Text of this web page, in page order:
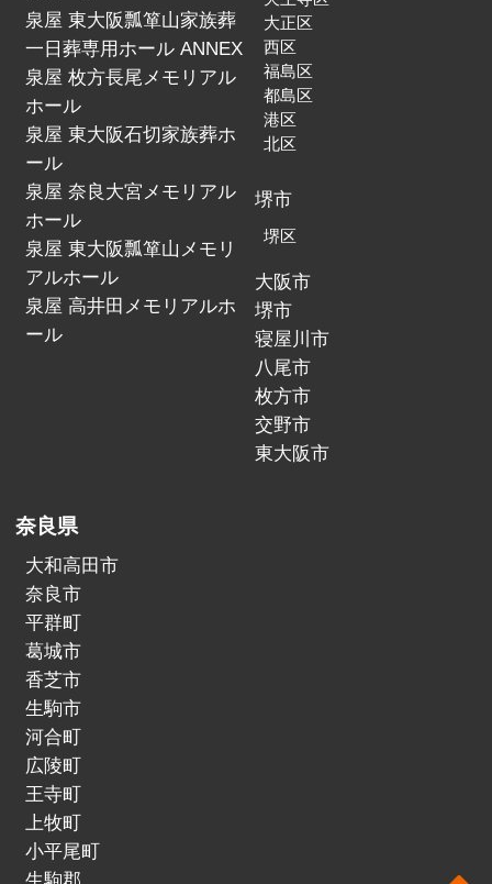
泉屋 東大阪瓢箪山家族葬
一日葬専用ホール ANNEX
泉屋 枚方長尾メモリアル
ホール
泉屋 東大阪石切家族葬ホ
ール
泉屋 奈良大宮メモリアル
ホール
泉屋 東大阪瓢箪山メモリ
アルホール
泉屋 高井田メモリアルホ
ール
大正区
西区
福島区
都島区
港区
北区
堺市
堺区
大阪市
堺市
寝屋川市
八尾市
枚方市
交野市
東大阪市
奈良県
大和高田市
奈良市
平群町
葛城市
香芝市
生駒市
河合町
広陵町
王寺町
上牧町
小平尾町